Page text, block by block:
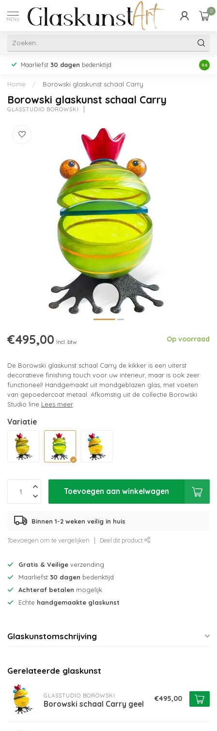
MENU
0
Maarliefst 30 dagen bedenktijd 9.6
Home / Borowski glaskunst schaal Carry
Borowski glaskunst schaal Carry
GLASSTUDIO BOROWSKI
€495,00 Incl. btw Op voorraad
De Borowski glaskunst schaal Carry de kikker is een uiterst
decoratieve finishing touch voor uw interieur, maar is ook zeer
functioneel! Handgemaakt uit mondgeblazen glas, met voeten
van gepoedercoat metaal. Afkomstig uit de collectie Borowski
Studio line Lees meer.
Variatie
Toevoegen aan winkelwagen
Binnen 1-2 weken veilig in huis
Toevoegen om te vergelijken Deel dit product
Gratis & Veilige verzending
Maarliefst 30 dagen bedenktijd
Achteraf betalen mogelijk
Echte handgemaakte glaskunst
Glaskunstomschrijving
Gerelateerde glaskunst
GLASSTUDIO BOROWSKI
Borowski schaal Carry geel
€495,00